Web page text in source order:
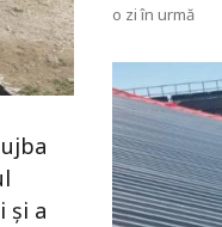
și a
o zi în urmă